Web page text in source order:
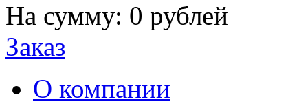
На сумму: 0 рублей
Заказ
О компании